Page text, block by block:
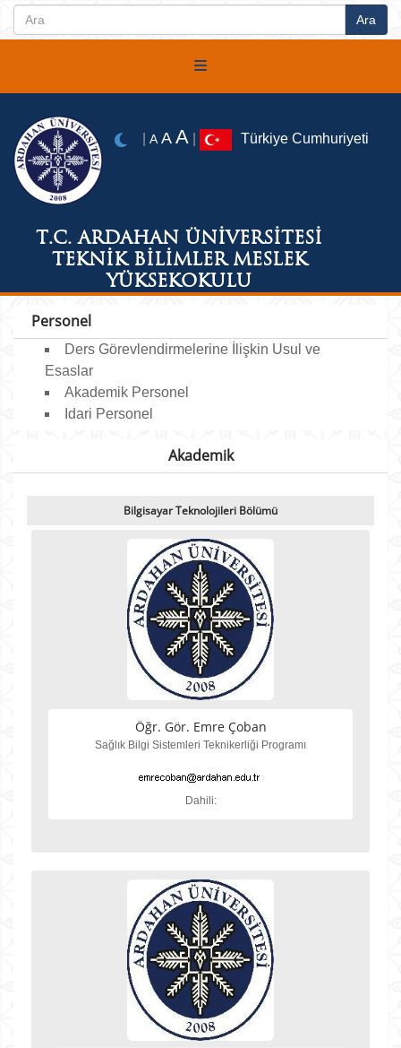
T.C. ARDAHAN ÜNİVERSİTESİ
TEKNİK BİLİMLER MESLEK
YÜKSEKOKULU
A A A Türkiye Cumhuriyeti
Personel
Ders Görevlendirmelerine İlişkin Usul ve
Esaslar
Akademik Personel
Idari Personel
Akademik
Bilgisayar Teknolojileri Bölümü
Öğr. Gör. Emre Çoban
Sağlık Bilgi Sistemleri Teknikerliği Programı
Dahili: